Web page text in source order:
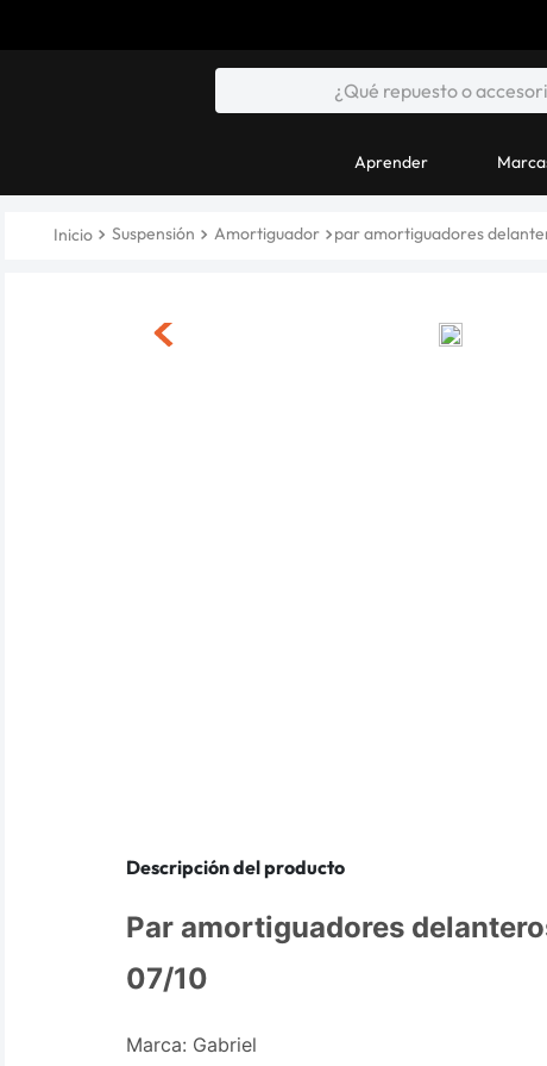
Aprender
Suspensión Amortiguador par amortiguadores
Descripción del producto
Par amortiguadores
07/10
Marca: Gabriel